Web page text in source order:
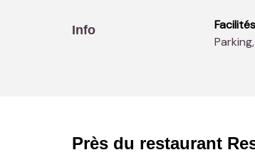
Info
Facilités
Près du restaurant